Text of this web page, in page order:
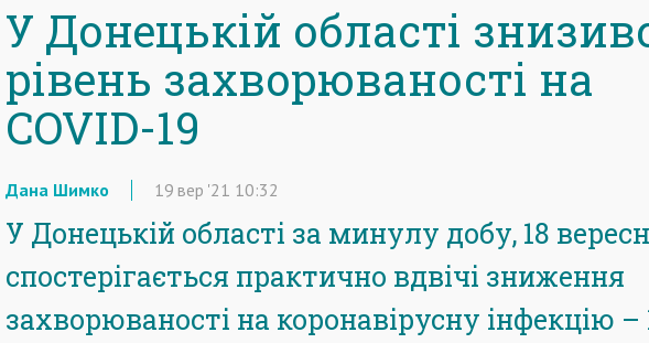
У Донецькій області
рівень захворюваності на
COVID-19
Дана Шимко 19 вер '21 10:32
У Донецькій області за минулу добу, 18
спостерігається практично вдвічі зниження
захворюваності на коронавірусну інфекцію –